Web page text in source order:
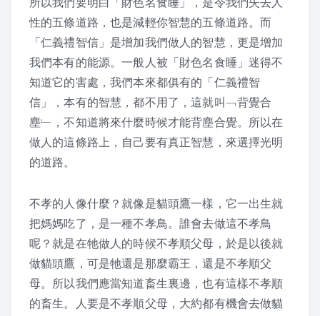
2017 活動剪影
2016 活動剪影
2015 活動剪影
夏令營
2017 夏令營課程表
2017 夏令營活動剪影
2016 夏令營課程表
性的五條道路，也是減輕你智慧的五條道路。而
「仁義禮智信」是增加我們做人的智慧，更是增加
我們本有的能源。一般人被「財色名食睡」迷得不
知道它的害處，我們本來都俱有的「仁義禮智
信」，本有的智慧，都不用了，這就叫﹁背覺合
塵﹂，不知道將來什麼時候才能背塵合覺。所以在
做人的這條路上，自己要有真正智慧，來選擇光明
的道路。
不孝的人像什麼？就像是貓頭鷹一樣，它一出生就
把媽媽吃了，是一種不孝鳥。誰會去做這不孝鳥
呢？就是在牠做人的時候不孝順父母，於是以後就
做貓頭鷹，可是牠還是那麼霸王，還是不孝順父
母。所以我們應當知道畜生裏邊，也有這樣不孝順
的畜生。人要是不孝順父母，大約都有機會去做貓